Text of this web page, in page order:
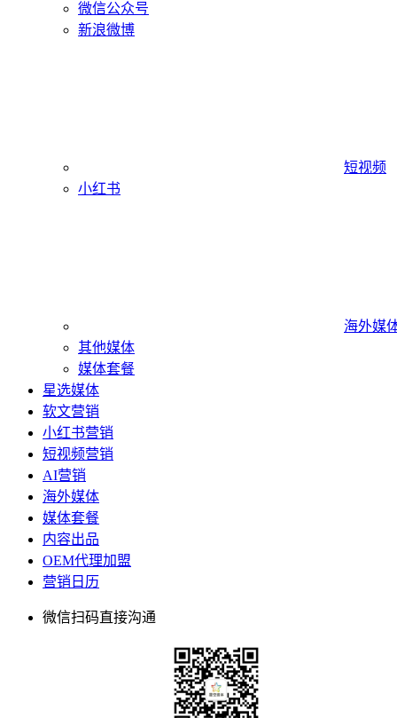
微信公众号
新浪微博
短视频
小红书
海外媒
其他媒体
媒体套餐
星选媒体
软文营销
小红书营销
短视频营销
AI营销
海外媒体
媒体套餐
内容出品
OEM代理加盟
营销日历
微信扫码直接沟通